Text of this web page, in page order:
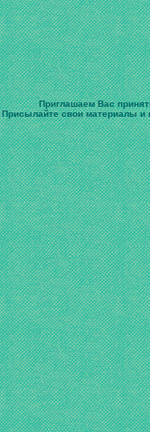
Приглашаем Вас
Присылайте свои материалы и